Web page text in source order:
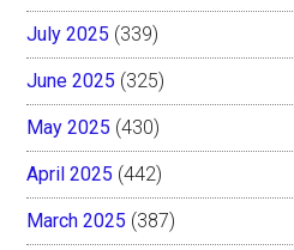
July 2025 (339)
June 2025 (325)
May 2025 (430)
April 2025 (442)
March 2025 (387)